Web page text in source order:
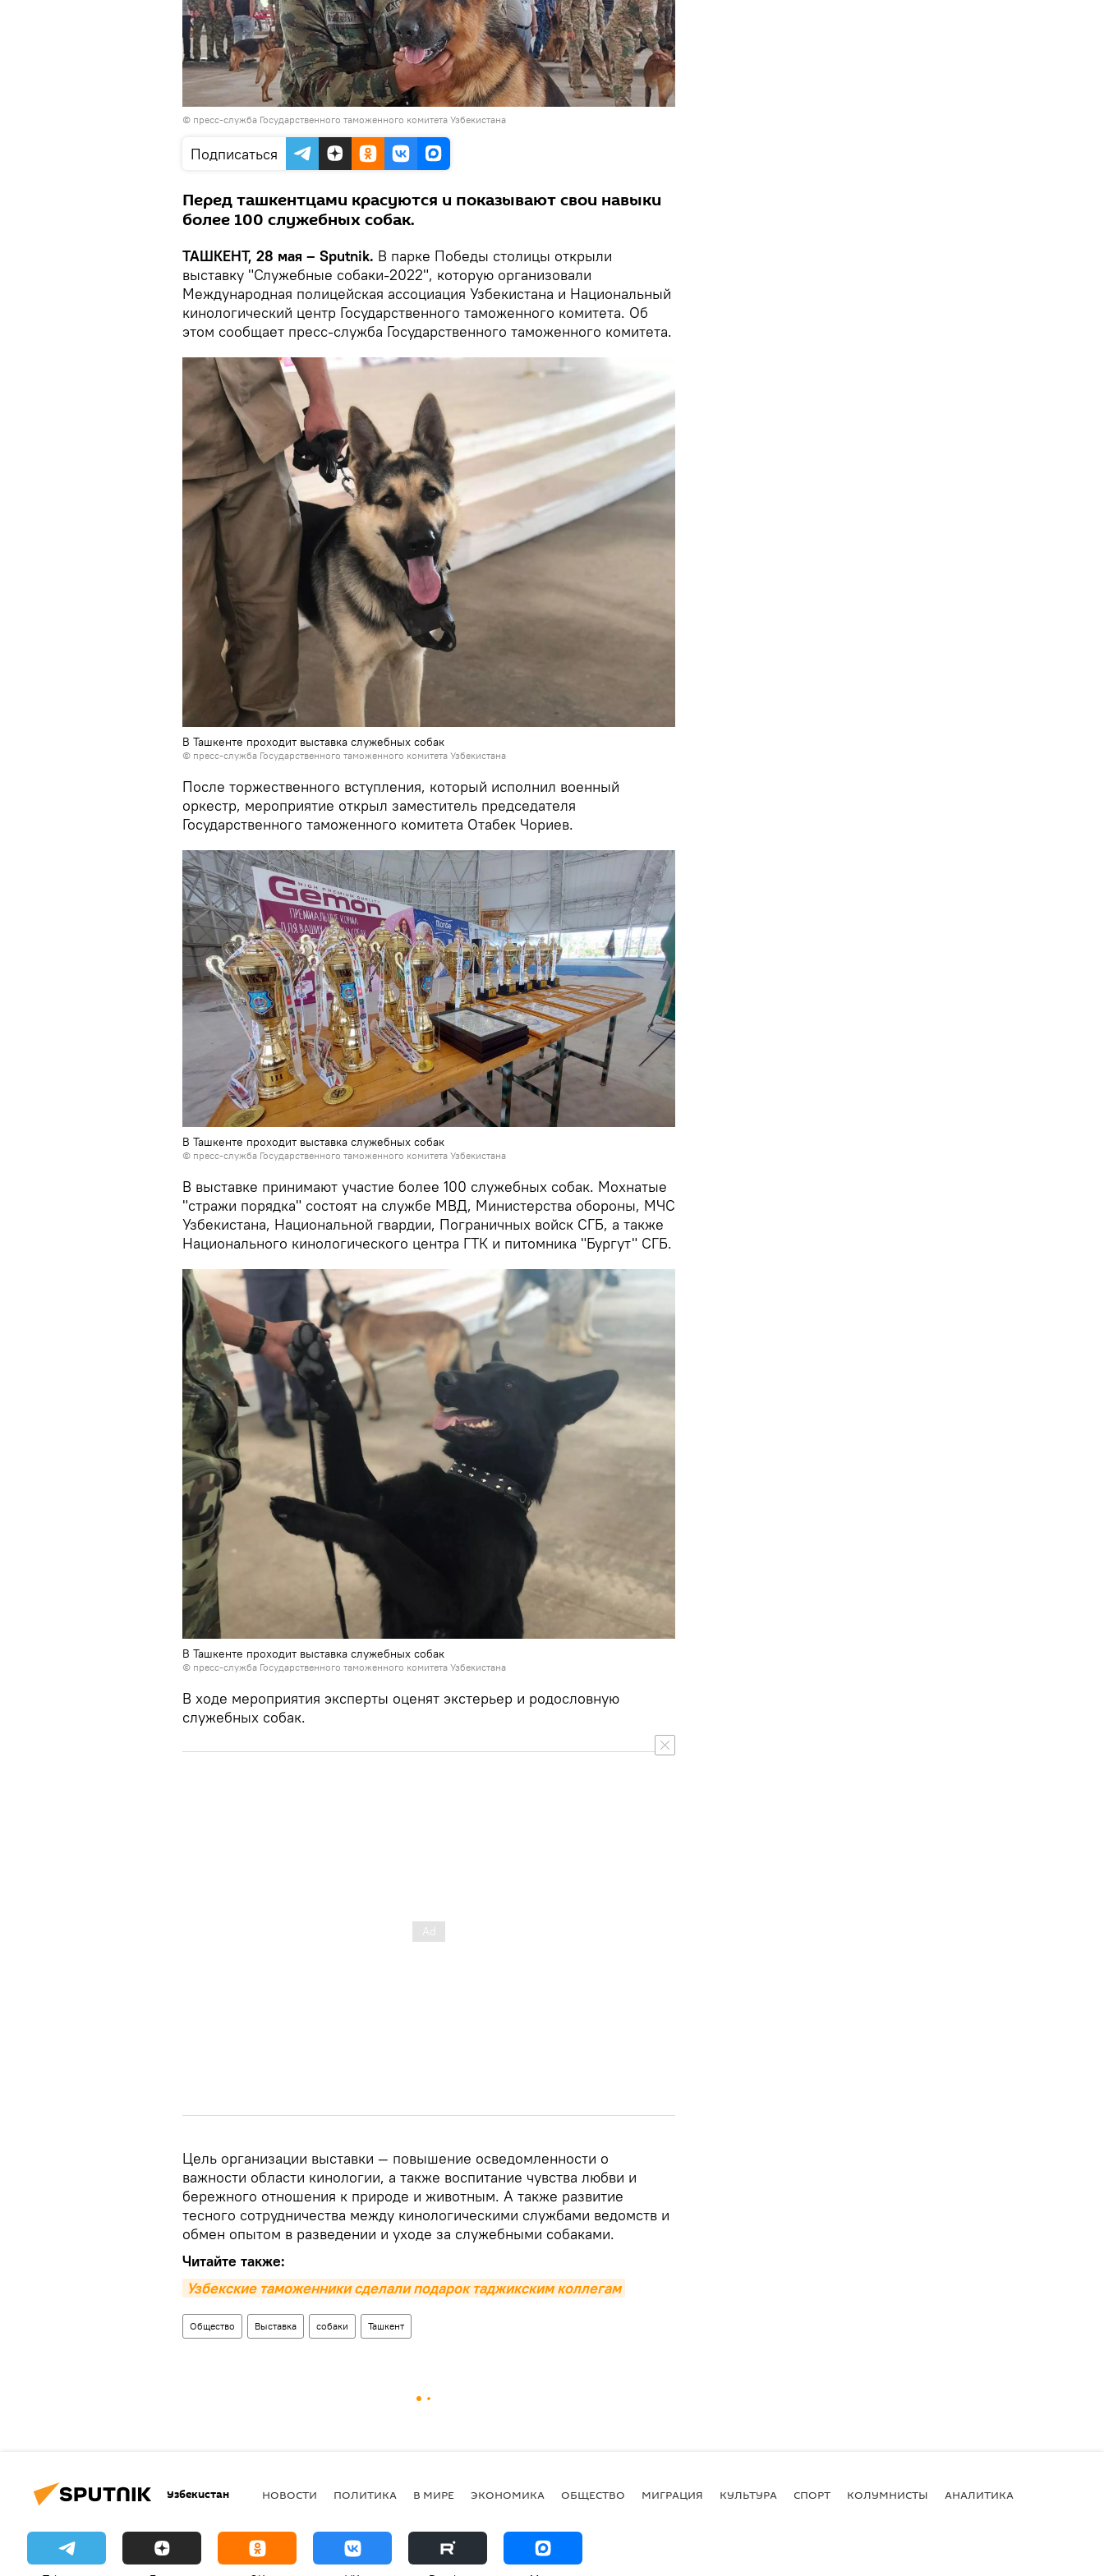
© пресс-служба Государственного таможенного комитета Узбекистана
Подписаться
Перед ташкентцами красуются и показывают свои навыки
более 100 служебных собак.
ТАШКЕНТ, 28 мая – Sputnik. В парке Победы столицы открыли
выставку "Служебные собаки-2022", которую организовали
Международная полицейская ассоциация Узбекистана и Национальный
кинологический центр Государственного таможенного комитета. Об
этом сообщает пресс-служба Государственного таможенного комитета.
В Ташкенте проходит выставка служебных собак
© пресс-служба Государственного таможенного комитета Узбекистана
После торжественного вступления, который исполнил военный
оркестр, мероприятие открыл заместитель председателя
Государственного таможенного комитета Отабек Чориев.
В Ташкенте проходит выставка служебных собак
© пресс-служба Государственного таможенного комитета Узбекистана
В выставке принимают участие более 100 служебных собак. Мохнатые
"стражи порядка" состоят на службе МВД, Министерства обороны, МЧС
Узбекистана, Национальной гвардии, Пограничных войск СГБ, а также
Национального кинологического центра ГТК и питомника "Бургут" СГБ.
В Ташкенте проходит выставка служебных собак
© пресс-служба Государственного таможенного комитета Узбекистана
В ходе мероприятия эксперты оценят экстерьер и родословную
служебных собак.
Цель организации выставки — повышение осведомленности о
важности области кинологии, а также воспитание чувства любви и
бережного отношения к природе и животным. А также развитие
тесного сотрудничества между кинологическими службами ведомств и
обмен опытом в разведении и уходе за служебными собаками.
Читайте также:
Узбекские таможенники сделали подарок таджикским коллегам
Общество Выставка собаки Ташкент
Узбекистан НОВОСТИ ПОЛИТИКА В МИРЕ ЭКОНОМИКА ОБЩЕСТВО МИГРАЦИЯ КУЛЬТУРА СПОРТ КОЛУМНИСТЫ АНАЛИТИКА